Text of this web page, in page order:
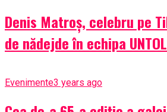
Denis Matroș, celebru pe
de nădejde în echipa
Evenimente3 years ago